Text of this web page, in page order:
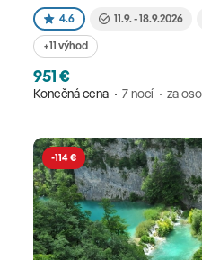
4.6 11.9. - 18.9.2026
+11 výhod
951 €
Konečná cena 7 nocí za
-114 €